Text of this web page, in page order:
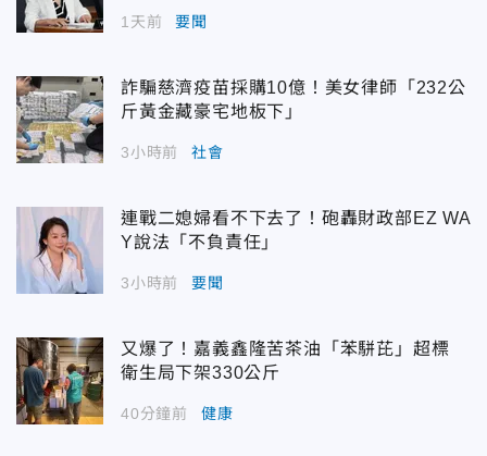
1天前 要聞
詐騙慈濟疫苗採購10億！美女律師「232公
斤黃金藏豪宅地板下」
3小時前 社會
連戰二媳婦看不下去了！砲轟財政部EZ WA
Y說法「不負責任」
3小時前 要聞
又爆了！嘉義鑫隆苦茶油「苯駢芘」超標
衛生局下架330公斤
40分鐘前 健康